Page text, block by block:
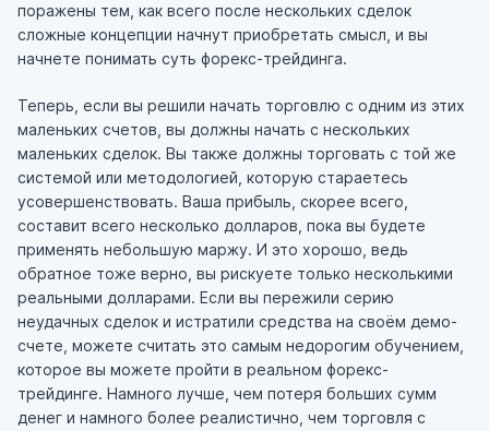
поражены тем, как всего после нескольких сделок
сложные концепции начнут приобретать смысл, и вы
начнете понимать суть форекс-трейдинга.
Теперь, если вы решили начать торговлю с одним из этих
маленьких счетов, вы должны начать с нескольких
маленьких сделок. Вы также должны торговать с той же
системой или методологией, которую стараетесь
усовершенствовать. Ваша прибыль, скорее всего,
составит всего несколько долларов, пока вы будете
применять небольшую маржу. И это хорошо, ведь
обратное тоже верно, вы рискуете только несколькими
реальными долларами. Если вы пережили серию
неудачных сделок и истратили средства на своём демо-
счете, можете считать это самым недорогим обучением,
которое вы можете пройти в реальном форекс-
трейдинге. Намного лучше, чем потеря больших сумм
денег и намного более реалистично, чем торговля с